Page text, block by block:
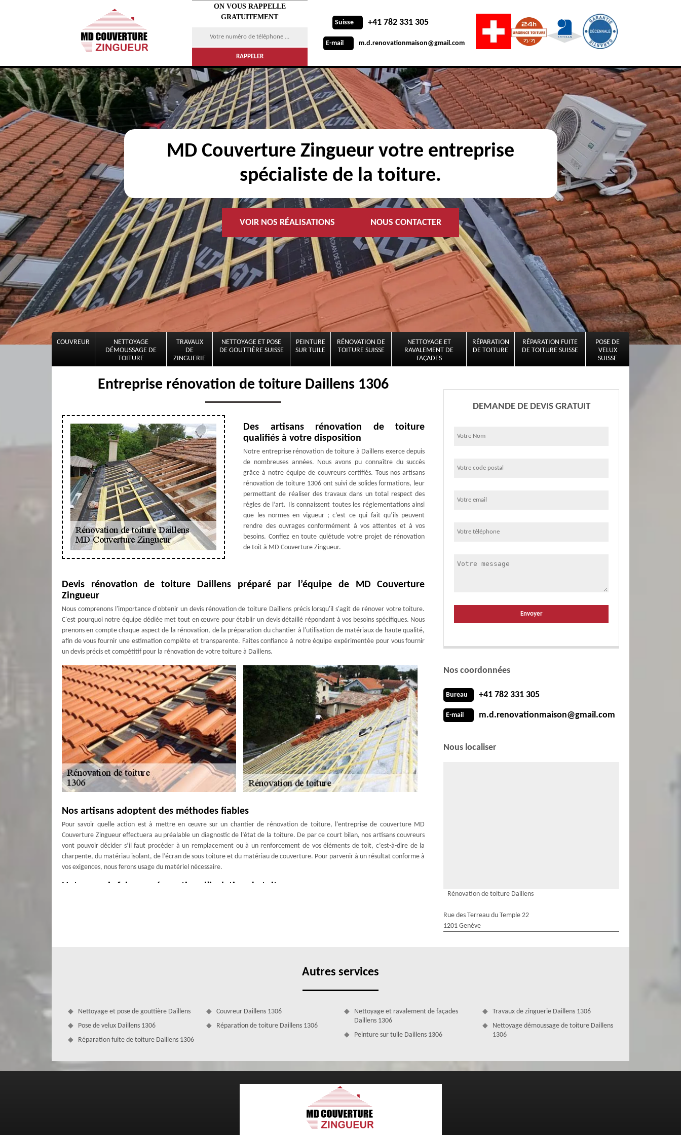
ON VOUS RAPPELLE
GRATUITEMENT
Suisse +41 782 331 305
E-mail m.d.renovationmaison@gmail.com
MD Couverture Zingueur votre entreprise
spécialiste de la toiture.
VOIR NOS RÉALISATIONS NOUS CONTACTER
COUVREUR
NETTOYAGE
DÉMOUSSAGE DE
TOITURE
TRAVAUX
DE
ZINGUERIE
NETTOYAGE ET POSE
DE GOUTTIÈRE SUISSE
PEINTURE
SUR TUILE
RÉNOVATION DE
TOITURE SUISSE
NETTOYAGE ET
RAVALEMENT DE
FAÇADES
RÉPARATION
DE TOITURE
RÉPARATION FUITE
DE TOITURE SUISSE
POSE DE
VELUX
SUISSE
Entreprise rénovation de toiture Daillens 1306
Des artisans rénovation de toiture
qualifiés à votre disposition
Notre entreprise rénovation de toiture à Daillens exerce depuis
de nombreuses années. Nous avons pu connaître du succès
grâce à notre équipe de couvreurs certifiés. Tous nos artisans
rénovation de toiture 1306 ont suivi de solides formations, leur
permettant de réaliser des travaux dans un total respect des
règles de l’art. Ils connaissent toutes les réglementations ainsi
que les normes en vigueur ; c’est ce qui fait qu’ils peuvent
rendre des ouvrages conformément à vos attentes et à vos
besoins. Confiez en toute quiétude votre projet de rénovation
de toit à MD Couverture Zingueur.
Devis rénovation de toiture Daillens préparé par l’équipe de MD Couverture
Zingueur
Nous comprenons l'importance d'obtenir un devis rénovation de toiture Daillens précis lorsqu'il s'agit de rénover votre toiture.
C'est pourquoi notre équipe dédiée met tout en œuvre pour établir un devis détaillé répondant à vos besoins spécifiques. Nous
prenons en compte chaque aspect de la rénovation, de la préparation du chantier à l'utilisation de matériaux de haute qualité,
afin de vous fournir une estimation complète et transparente. Faites confiance à notre équipe expérimentée pour vous fournir
un devis précis et compétitif pour la rénovation de votre toiture à Daillens.
Nos artisans adoptent des méthodes fiables
Pour savoir quelle action est à mettre en œuvre sur un chantier de rénovation de toiture, l’entreprise de couverture MD
Couverture Zingueur effectuera au préalable un diagnostic de l’état de la toiture. De par ce court bilan, nos artisans couvreurs
vont pouvoir décider s’il faut procéder à un remplacement ou à un renforcement de vos éléments de toit, c’est-à-dire de la
charpente, du matériau isolant, de l’écran de sous toiture et du matériau de couverture. Pour parvenir à un résultat conforme à
vos exigences, nous ferons usage du matériel nécessaire.
Notre savoir-faire en rénovation d’isolation de toiture
Si votre habitation se trouve dans la ville de Daillens 1306 ou les environs, sachez que nous prendrons en charge les frais de
déplacement de nos artisans rénovation de toiture. Cette offre est valable quelle que soit l’ampleur du chantier et bien que les
DEMANDE DE DEVIS GRATUIT
Nos coordonnées
Bureau +41 782 331 305
E-mail m.d.renovationmaison@gmail.com
Nous localiser
Rénovation de toiture Daillens
Rue des Terreau du Temple 22
1201 Genève
Autres services
Nettoyage et pose de gouttière Daillens
Pose de velux Daillens 1306
Réparation fuite de toiture Daillens 1306
Couvreur Daillens 1306
Réparation de toiture Daillens 1306
Nettoyage et ravalement de façades
Daillens 1306
Peinture sur tuile Daillens 1306
Travaux de zinguerie Daillens 1306
Nettoyage démoussage de toiture Daillens
1306